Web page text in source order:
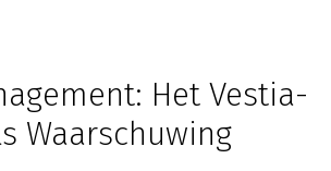
Het Vestia-
Waarschuwing